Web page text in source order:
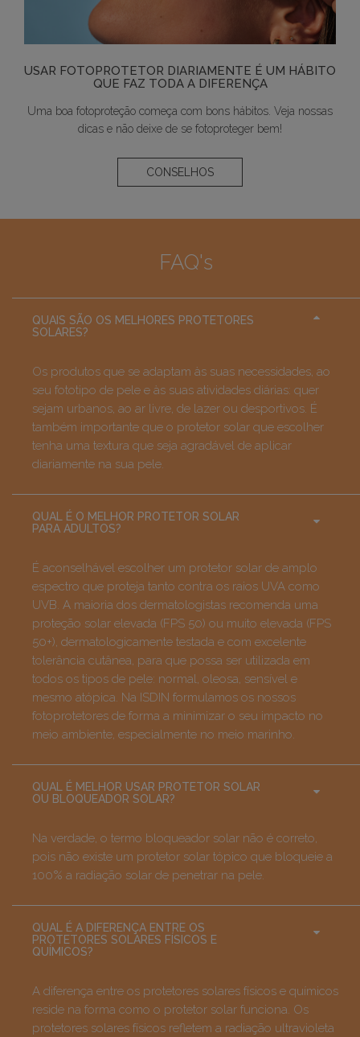
USAR FOTOPROTETOR DIARIAMENTE É UM HÁBITO
QUE FAZ TODA A DIFERENÇA
Uma boa fotoproteção começa com bons hábitos. Veja nossas
dicas e não deixe de se fotoproteger bem!
CONSELHOS
FAQ's
QUAIS SÃO OS MELHORES PROTETORES
SOLARES?
Os produtos que se adaptam às suas necessidades, ao
seu fototipo de pele e às suas atividades diárias: quer
sejam urbanos, ao ar livre, de lazer ou desportivos. É
também importante que o protetor solar que escolher
tenha uma textura que seja agradável de aplicar
diariamente na sua pele.
QUAL É O MELHOR PROTETOR SOLAR
PARA ADULTOS?
É aconselhável escolher um protetor solar de amplo
espectro que proteja tanto contra os raios UVA como
UVB. A maioria dos dermatologistas recomenda uma
proteção solar elevada (FPS 50) ou muito elevada (FPS
50+), dermatologicamente testada e com excelente
tolerância cutânea, para que possa ser utilizada em
todos os tipos de pele: normal, oleosa, sensível e
mesmo atópica. Na ISDIN formulamos os nossos
fotoprotetores de forma a minimizar o seu impacto no
meio ambiente, especialmente no meio marinho.
QUAL É MELHOR USAR PROTETOR SOLAR
OU BLOQUEADOR SOLAR?
Na verdade, o termo bloqueador solar não é correto,
pois não existe um protetor solar tópico que bloqueie a
100% a radiação solar de penetrar na pele.
QUAL É A DIFERENÇA ENTRE OS
PROTETORES SOLARES FÍSICOS E
QUÍMICOS?
A diferença entre os protetores solares físicos e químicos
reside na forma como o protetor solar funciona. Os
protetores solares físicos refletem a radiação ultravioleta